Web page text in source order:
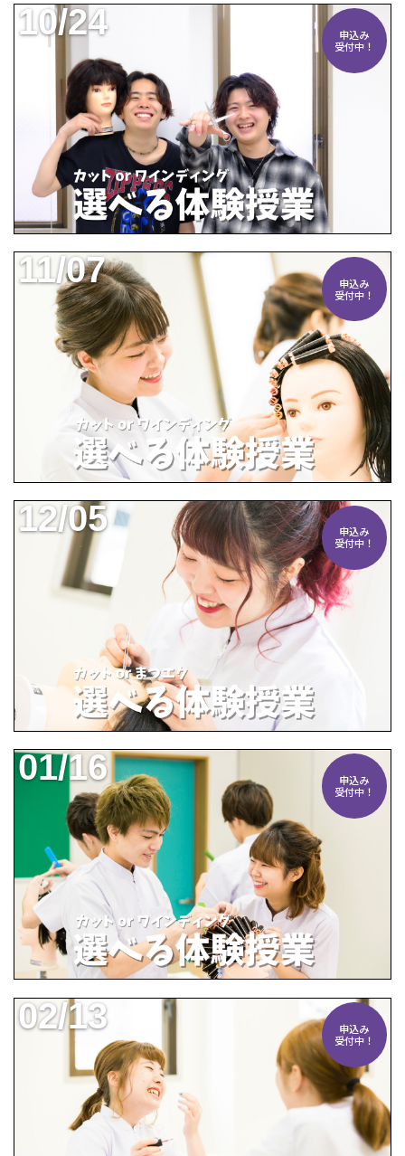
申込み
受付中！
10/24
申込み
受付中！
11/07
申込み
受付中！
12/05
申込み
受付中！
01/16
申込み
受付中！
02/13